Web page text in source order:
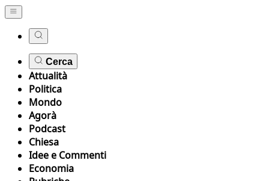
Cerca
Attualità
Politica
Mondo
Agorà
Podcast
Chiesa
Idee e Commenti
Economia